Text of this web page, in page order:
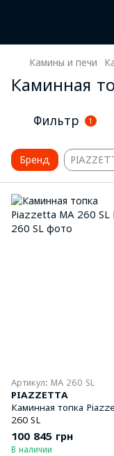
Камины и печи
Каминная
Фильтр 1
Бренд
Артикул: MA 260 SL
PIAZZETTA
Каминная топка
260 SL
100 845 грн
В наличии